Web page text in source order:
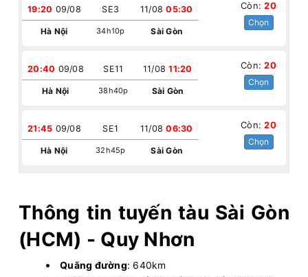
19:20 09/08
Hà Nội
SE3
34h10p
11/0805:30
Sài Gòn
Còn:20
Chọn
20:40 09/08
Hà Nội
SE11
38h40p
11/0811:20
Sài Gòn
Còn:20
Chọn
21:45 09/08
Hà Nội
SE1
32h45p
11/0806:30
Sài Gòn
Còn:20
Chọn
Thông tin tuyến tàu Sài Gòn
(HCM) - Quy Nhơn
Quãng đường: 640km